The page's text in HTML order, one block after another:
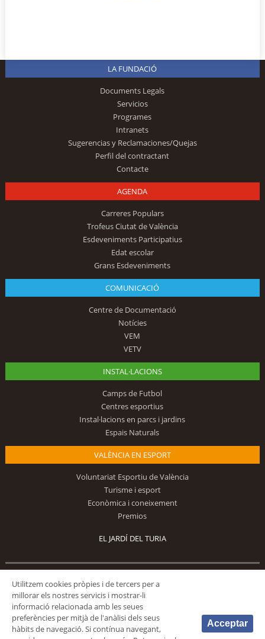
LA FUNDACIÓ
Documents Legals
Servicios
Programes
Intranets
Sugerencias y Reclamaciones/Quejas
Perfil del contractant
Contacte
AGENDA
Carreres Populars
Trofeus Ciutat de València
Esdeveniments Participatius
Edat escolar
Grans Esdeveniments
COMUNICACIÓ
Centre de Documentació
Notícies
VEM
VETV
INSTAL·LACIONS
Camps de Futbol
Centres esportius
Instal·lacions en parcs i jardins
Espais Naturals
VALÈNCIA EN ESPORT
Voluntariat Esportiu de València
Turisme i esport
Econòmica i coneixement
Premios
EL JARDÍ DEL TURIA
Utilitzem cookies pròpies i de tercers per a
millorar els nostres servicis i mostrar-li
informació relacionada amb les seues
preferències per mitjà de l'anàlisi dels seus
hàbits de navegació. Si contínua navegant,
Acceptar